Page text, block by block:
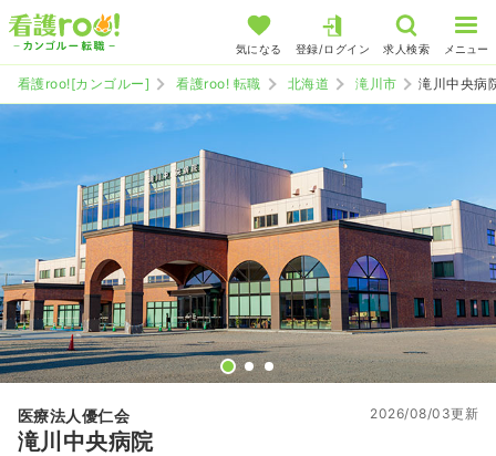
気になる 登録/ログイン 求人検索 メニュー
看護roo![カンゴルー] 看護roo! 転職 北海道 滝川市 滝川中央病
医療法人優仁会
滝川中央病院
2026/08/03更新